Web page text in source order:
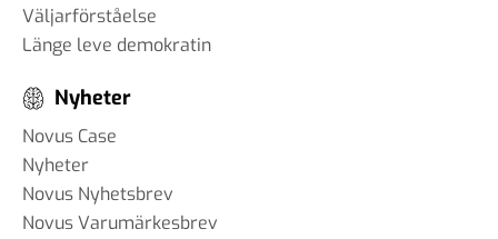
Väljarförståelse
Länge leve demokratin
Nyheter
Novus Case
Nyheter
Novus Nyhetsbrev
Novus Varumärkesbrev